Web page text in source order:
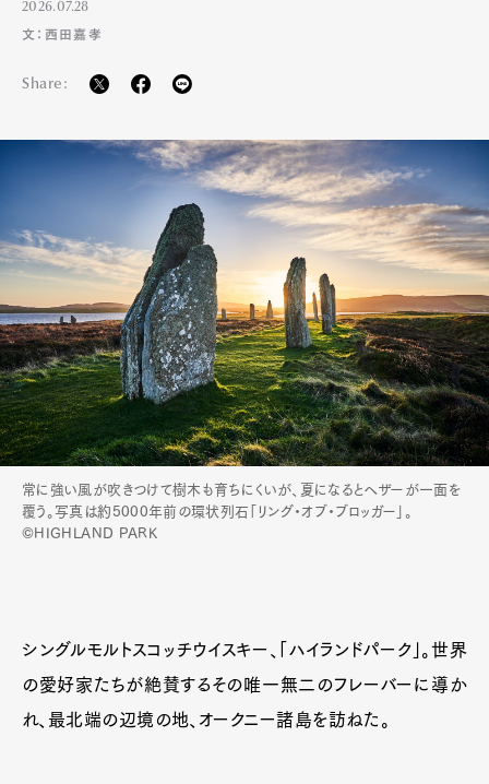
Art&Design WatchFashion
GourmetCars
2026.07.28
文：西田嘉孝
Share:
常に強い風が吹きつけて樹木も育ちにくいが、夏になるとヘザーが一面を
覆う。写真は約5000年前の環状列石「リング・オブ・ブロッガー」。
©HIGHLAND PARK
シングルモルトスコッチウイスキー、「ハイランドパーク」。世界
の愛好家たちが絶賛するその唯一無二のフレーバーに導か
れ、最北端の辺境の地、オークニー諸島を訪ねた。